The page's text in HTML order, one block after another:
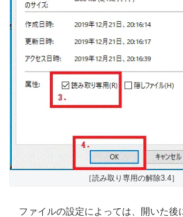
［読み取り専用の解除3.4］
ファイルの設定によっては、開いた後